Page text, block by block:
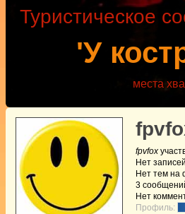
'У
Туристическое
места
fpvfox
Нет
Нет тем на
3
Нет
Профиль: